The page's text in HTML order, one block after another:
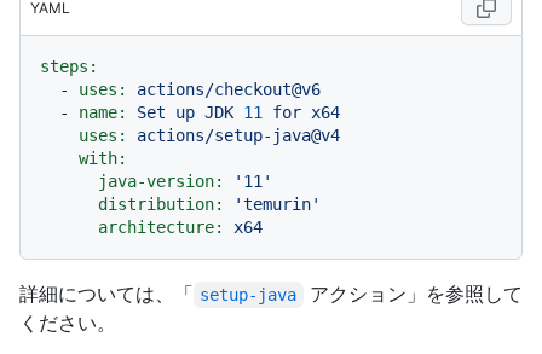
YAML
steps:
-
uses:
actions/checkout@v6
-
name: Set up JDK 11 for x64
uses:
actions/setup-java@v4
with:
java-version:
'11'
distribution:
'temurin'
architecture:
x64
詳細については、「 setup-java
アクション」を参照して
ください。